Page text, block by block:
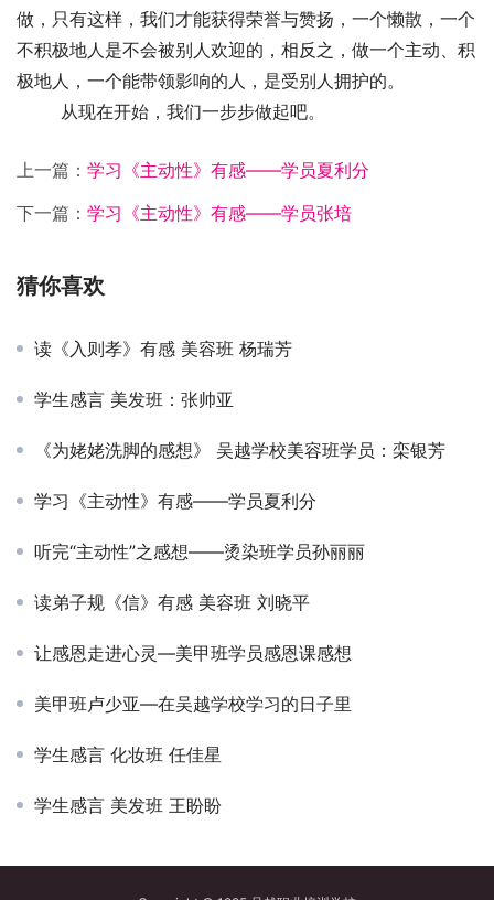
做，只有这样，我们才能获得荣誉与赞扬，一个懒散，一个
不积极地人是不会被别人欢迎的，相反之，做一个主动、积
极地人，一个能带领影响的人，是受别人拥护的。
	从现在开始，我们一步步做起吧。
上一篇： 学习《主动性》有感——学员夏利分
下一篇： 学习《主动性》有感——学员张培
猜你喜欢
读《入则孝》有感 美容班 杨瑞芳
学生感言 美发班：张帅亚
《为姥姥洗脚的感想》 吴越学校美容班学员：栾银芳
学习《主动性》有感——学员夏利分
听完“主动性”之感想——烫染班学员孙丽丽
读弟子规《信》有感 美容班 刘晓平
让感恩走进心灵—美甲班学员感恩课感想
美甲班卢少亚—在吴越学校学习的日子里
学生感言 化妆班 任佳星
学生感言 美发班 王盼盼